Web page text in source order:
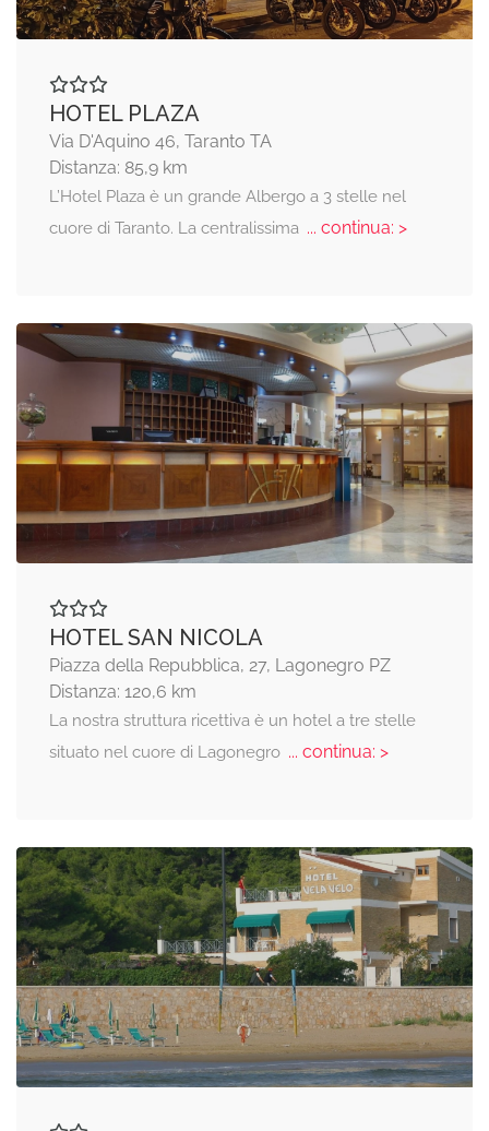
HOTEL PLAZA
Via D'Aquino 46, Taranto TA
Distanza: 85,9 km
L’Hotel Plaza è un grande Albergo a 3 stelle nel
cuore di Taranto. La centralissima... continua: >
HOTEL SAN NICOLA
Piazza della Repubblica, 27, Lagonegro PZ
Distanza: 120,6 km
La nostra struttura ricettiva è un hotel a tre stelle
situato nel cuore di Lagonegro... continua: >